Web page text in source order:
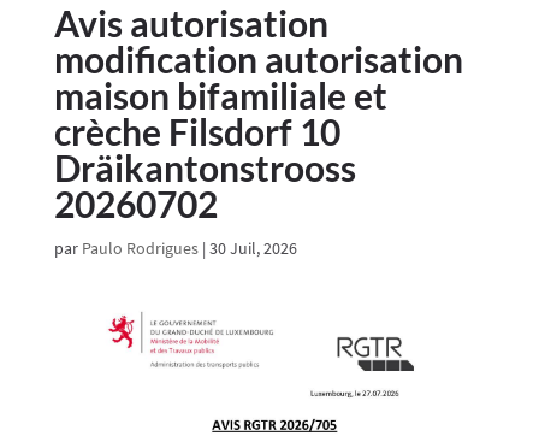
Avis autorisation
modification autorisation
maison bifamiliale et
crèche Filsdorf 10
Dräikantonstrooss
20260702
par Paulo Rodrigues| 30 Juil, 2026